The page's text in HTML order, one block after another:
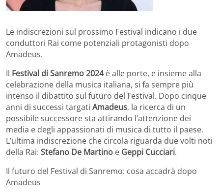
Le indiscrezioni sul prossimo Festival indicano i due
conduttori Rai come potenziali protagonisti dopo
Amadeus.
Il Festival di Sanremo 2024è alle porte, e insieme alla
celebrazione della musica italiana, si fa sempre più
intenso il dibattito sul futuro del Festival. Dopo cinque
anni di successi targati Amadeus, la ricerca di un
possibile successore sta attirando l’attenzione dei
media e degli appassionati di musica di tutto il paese.
L’ultima indiscrezione che circola riguarda due volti noti
della Rai: Stefano De Martino e Geppi Cucciari.
Il futuro del Festival di Sanremo: cosa accadrà dopo
Amadeus